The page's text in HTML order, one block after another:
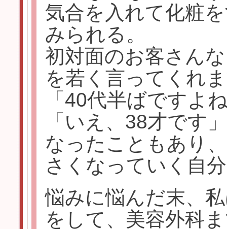
気合を入れて化粧
みられる。
初対面のお客さん
を若く言ってくれ
「40代半ばですよ
「いえ、38才です
なったこともあり
さくなっていく自
悩みに悩んだ末、
をして、美容外科